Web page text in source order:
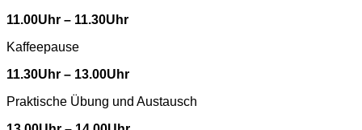
11.00Uhr – 11.30Uhr
Kaffeepause
11.30Uhr – 13.00Uhr
Praktische Übung und Austausch